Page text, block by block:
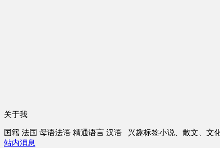
关于我
国籍 法国 母语法语 精通语言 汉语 兴趣标签小说、散文、文
站内消息